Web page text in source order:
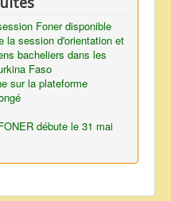
Foner disponible
la session d'orientation et
bacheliers dans les
Faso
sur la plateforme
débute le 31 mai